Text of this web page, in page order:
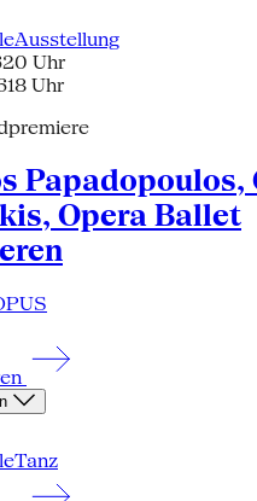
Ausstellung
20 Uhr
18 Uhr
Papadopoulos,
Opera Ballet
Tanz